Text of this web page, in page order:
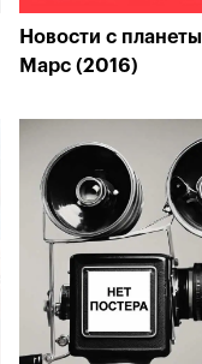
Новости с планеты
Марс (2016)